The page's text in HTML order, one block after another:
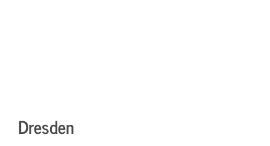
Dresden